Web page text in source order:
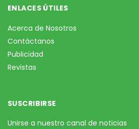
ENLACES ÚTILES
Acerca de Nosotros
Contáctanos
Publicidad
Revistas
SUSCRIBIRSE
Unirse a nuestro canal de noticias